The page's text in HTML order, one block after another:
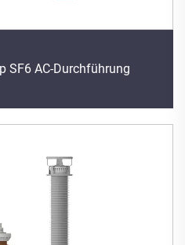
SF6 AC-Durchführung